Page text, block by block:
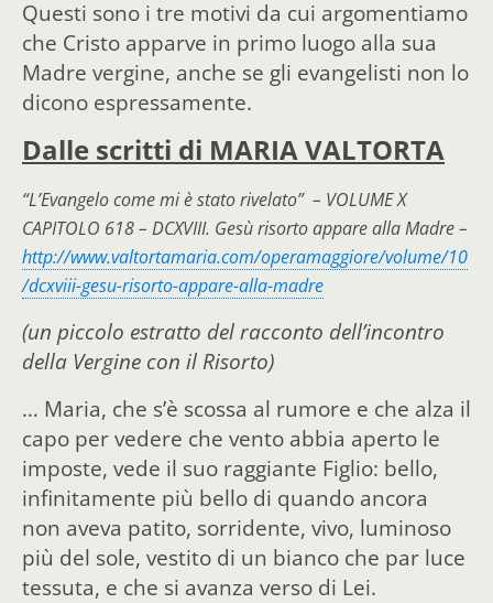
Questi sono i tre motivi da cui argomentiamo
che Cristo apparve in primo luogo alla sua
Madre vergine, anche se gli evangelisti non lo
dicono espressamente.
Dalle scritti di MARIA VALTORTA
“L’Evangelo come mi è stato rivelato” – VOLUME X
CAPITOLO 618 – DCXVIII. Gesù risorto appare alla Madre –
http://www.valtortamaria.com/operamaggiore/volume/10
/dcxviii-gesu-risorto-appare-alla-madre
(un piccolo estratto del racconto dell’incontro
della Vergine con il Risorto)
… Maria, che s’è scossa al rumore e che alza il
capo per vedere che vento abbia aperto le
imposte, vede il suo raggiante Figlio: bello,
infinitamente più bello di quando ancora
non aveva patito, sorridente, vivo, luminoso
più del sole, vestito di un bianco che par luce
tessuta, e che si avanza verso di Lei.